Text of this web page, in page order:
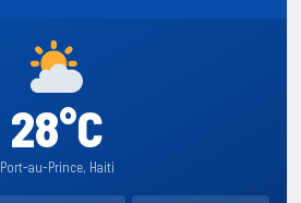
28°C
Port-au-Prince, Haiti